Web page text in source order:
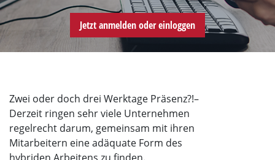
Jetzt anmelden oder einloggen
Zwei oder doch drei Werktage Präsenz?!–
Derzeit ringen sehr viele Unternehmen
regelrecht darum, gemeinsam mit ihren
Mitarbeitern eine adäquate Form des